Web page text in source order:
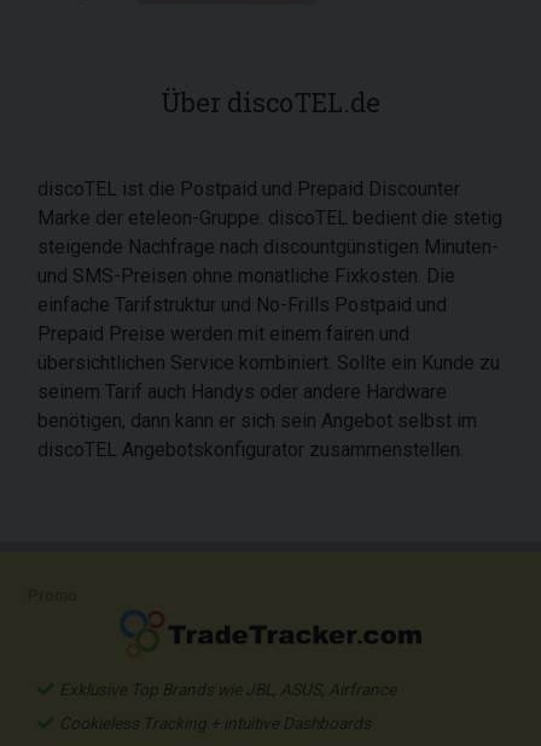
Über discoTEL.de
discoTEL ist die Postpaid und Prepaid Discounter
Marke der eteleon-Gruppe. discoTEL bedient die stetig
steigende Nachfrage nach discountgünstigen Minuten-
und SMS-Preisen ohne monatliche Fixkosten. Die
einfache Tarifstruktur und No-Frills Postpaid und
Prepaid Preise werden mit einem fairen und
übersichtlichen Service kombiniert. Sollte ein Kunde zu
seinem Tarif auch Handys oder andere Hardware
benötigen, dann kann er sich sein Angebot selbst im
discoTEL Angebotskonfigurator zusammenstellen.
Exklusive Top Brands wie JBL, ASUS, Airfrance
Cookieless Tracking + intuitive Dashboards